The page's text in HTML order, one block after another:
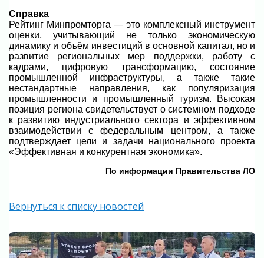
Справка
Рейтинг Минпромторга — это комплексный инструмент
оценки, учитывающий не только экономическую
динамику и объём инвестиций в основной капитал, но и
развитие региональных мер поддержки, работу с
кадрами, цифровую трансформацию, состояние
промышленной инфраструктуры, а также такие
нестандартные направления, как популяризация
промышленности и промышленный туризм. Высокая
позиция региона свидетельствует о системном подходе
к развитию индустриального сектора и эффективном
взаимодействии с федеральным центром, а также
подтверждает цели и задачи национального проекта
«Эффективная и конкурентная экономика».
По информации Правительства ЛО
Вернуться к списку новостей